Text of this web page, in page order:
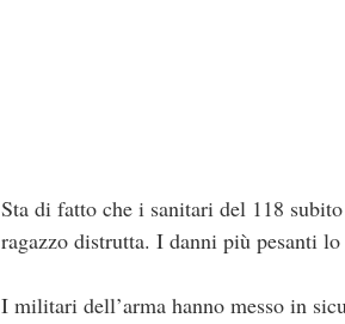
Sta di fatto che i sanitari del 118
ragazzo distrutta. I danni più pesanti
I militari dell’arma hanno messo in